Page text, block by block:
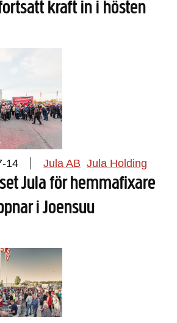
kraft in i hösten
14 Jula AB Jula Holding
Jula för hemmafixare
i Joensuu